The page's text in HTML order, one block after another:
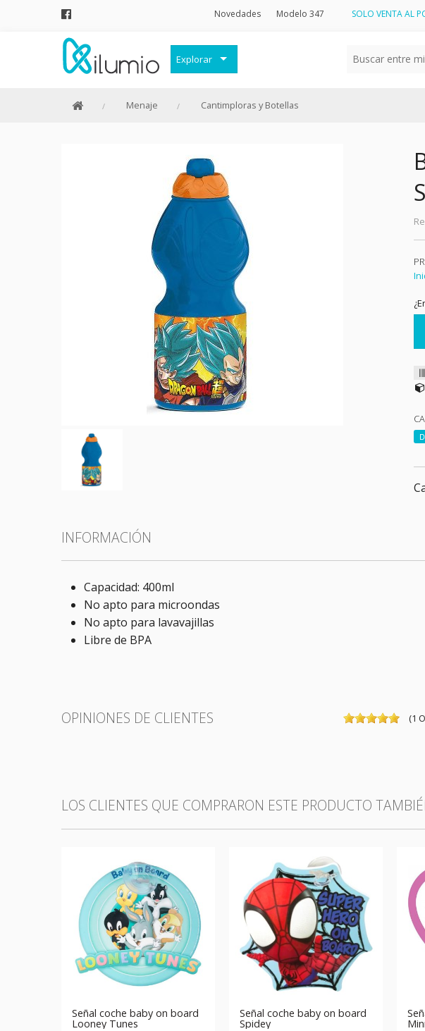
Novedades Modelo 347 SOLO VENTA AL
Explorar
Frases Originales
Menaje
Merchandising Friki
Moda y Complementos
Personajes y marcas
Todas las categorías
Menaje Cantimploras y Botellas
INFORMACIÓN
Capacidad: 400ml
No apto para microondas
No apto para lavavajillas
Libre de BPA
OPINIONES DE CLIENTES (1
LOS CLIENTES QUE COMPRARON ESTE PRODUCTO
Señal coche baby on board
Looney Tunes
Señal coche baby on board
Spidey